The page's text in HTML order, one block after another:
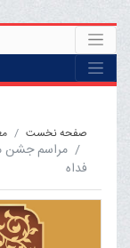
صفحه نخست
مراسم جشن
فداه